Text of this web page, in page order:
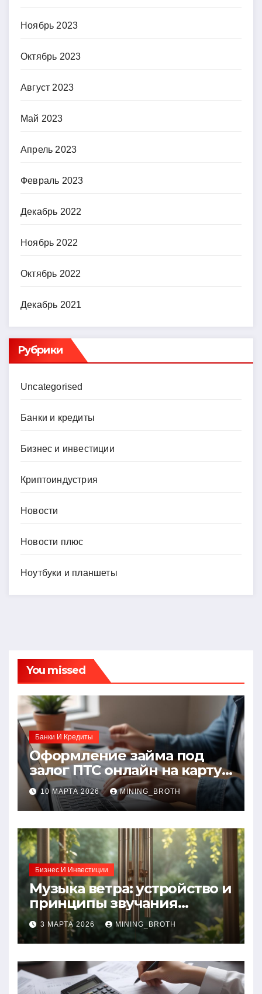
Ноябрь 2023
Октябрь 2023
Август 2023
Май 2023
Апрель 2023
Февраль 2023
Декабрь 2022
Ноябрь 2022
Октябрь 2022
Декабрь 2021
Рубрики
Uncategorised
Банки и кредиты
Бизнес и инвестиции
Криптоиндустрия
Новости
Новости плюс
Ноутбуки и планшеты
You missed
Банки И Кредиты
Оформление займа под
залог ПТС онлайн на карту
без визита в офис: порядок,
требования и документы
10 МАРТА 2026 MINING_BROTH
Бизнес И Инвестиции
Музыка ветра: устройство и
принципы звучания
колокольчиков
3 МАРТА 2026 MINING_BROTH